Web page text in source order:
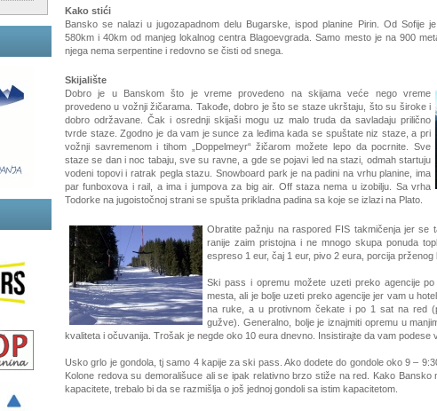
Kako stići
Bansko se nalazi u jugozapadnom delu Bugarske, ispod planine Pirin. Od Sofije
580km i 40km od manjeg lokalnog centra Blagoevgrada. Samo mesto je na 900
njega nema serpentine i redovno se čisti od snega.
Skijalište
Dobro je u Banskom što je vreme provedeno na skijama veće nego vreme
provedeno u vožnji žičarama. Takođe, dobro je što se staze ukrštaju, što su široke i
dobro održavane. Čak i osrednji skijaši mogu uz malo truda da savladaju prilično
tvrde staze. Zgodno je da vam je sunce za leđima kada se spuštate niz staze, a pri
vožnji savremenom i tihom „Doppelmeyr“ žičarom možete lepo da pocrnite. Sve
staze se dan i noc tabaju, sve su ravne, a gde se pojavi led na stazi, odmah startuju
vodeni topovi i ratrak pegla stazu. Snowboard park je na padini na vrhu planine, ima
par funboxova i rail, a ima i jumpova za big air. Off staza nema u izobilju. Sa vrha
Todorke na jugoistočnoj strani se spušta prikladna padina sa koje se izlazi na Plato.
Obratite pažnju na raspored FIS takmičenja jer se
ranije zaim pristojna i ne mnogo skupa ponuda
espreso 1 eur, čaj 1 eur, pivo 2 eura, porcija prženog
Ski pass i opremu možete uzeti preko agencije
mesta, ali je bolje uzeti preko agencije jer vam u
na ruke, a u protivnom čekate i po 1 sat na red
gužve). Generalno, bolje je iznajmiti opremu u
kvaliteta i očuvanija. Trošak je negde oko 10 eura dnevno. Insistirajte da vam podese
Usko grlo je gondola, tj samo 4 kapije za ski pass. Ako dodete do gondole oko 9 –
Kolone redova su demorališuce ali se ipak relativno brzo stiže na red. Kako Bansko
kapacitete, trebalo bi da se razmišlja o još jednoj gondoli sa istim kapacitetom.